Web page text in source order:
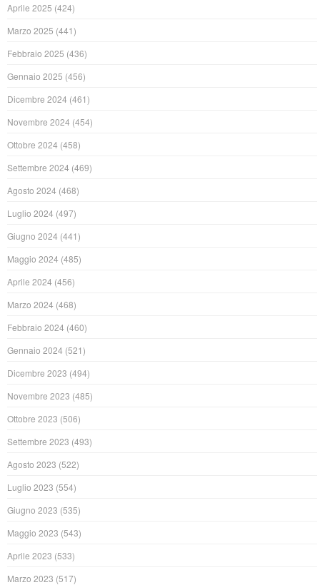
Aprile 2025 (424)
Marzo 2025 (441)
Febbraio 2025 (436)
Gennaio 2025 (456)
Dicembre 2024 (461)
Novembre 2024 (454)
Ottobre 2024 (458)
Settembre 2024 (469)
Agosto 2024 (468)
Luglio 2024 (497)
Giugno 2024 (441)
Maggio 2024 (485)
Aprile 2024 (456)
Marzo 2024 (468)
Febbraio 2024 (460)
Gennaio 2024 (521)
Dicembre 2023 (494)
Novembre 2023 (485)
Ottobre 2023 (506)
Settembre 2023 (493)
Agosto 2023 (522)
Luglio 2023 (554)
Giugno 2023 (535)
Maggio 2023 (543)
Aprile 2023 (533)
Marzo 2023 (517)